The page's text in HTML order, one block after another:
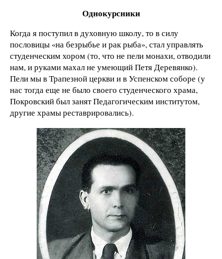
Однокурсники
Когда я поступил в духовную школу, то в силу
пословицы «на безрыбье и рак рыба», стал управлять
студенческим хором (то, что не пели монахи, отводили
нам, и руками махал не умеющий Петя Деревянко).
Пели мы в Трапезной церкви и в Успенском соборе (у
нас тогда еще не было своего студенческого храма,
Покровский был занят Педагогическим институтом,
другие храмы реставрировались).